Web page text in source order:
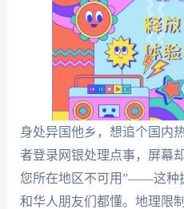
身处异国他乡，想追个国内
者登录网银处理点事，屏幕
您所在地区不可用”——这种
和华人朋友们都懂。地理限